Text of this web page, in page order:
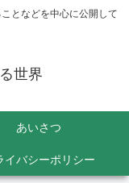
となどを中心に公開して
世界
あいさつ
イバシーポリシー